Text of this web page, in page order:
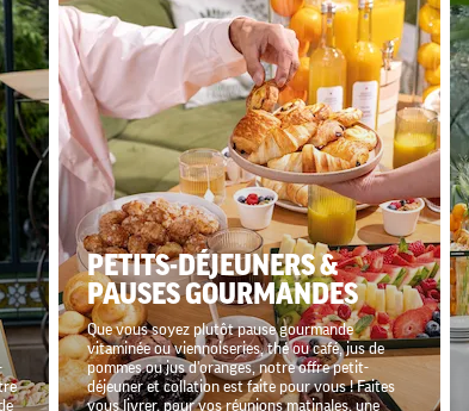
PETITS-DÉJEUNERS &
PAUSES GOURMANDES
Que vous soyez plutôt pause gourmande
vitaminée ou viennoiseries, thé ou café, jus de
pommes ou jus d'oranges, notre offre petit-
déjeuner et collation est faite pour vous ! Faites
vous livrer, pour vos réunions matinales, une